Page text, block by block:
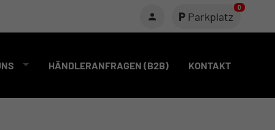
Parkplatz
0
HÄNDLERANFRAGEN (B2B) KONTAKT